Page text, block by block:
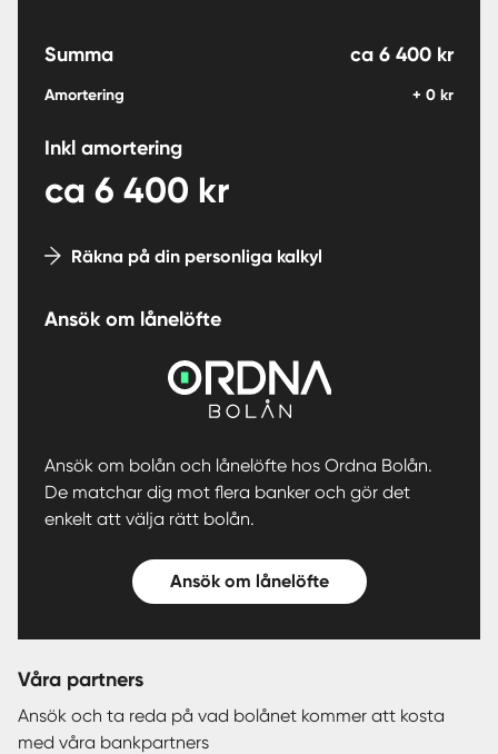
Summa ca 6 400 kr
Amortering + 0 kr
Inkl amortering
ca 6 400 kr
Räkna på din personliga kalkyl
Ansök om lånelöfte
Ansök om bolån och lånelöfte hos Ordna Bolån.
De matchar dig mot flera banker och gör det
enkelt att välja rätt bolån.
Ansök om lånelöfte
Våra partners
Ansök och ta reda på vad bolånet kommer att kosta
med våra bankpartners